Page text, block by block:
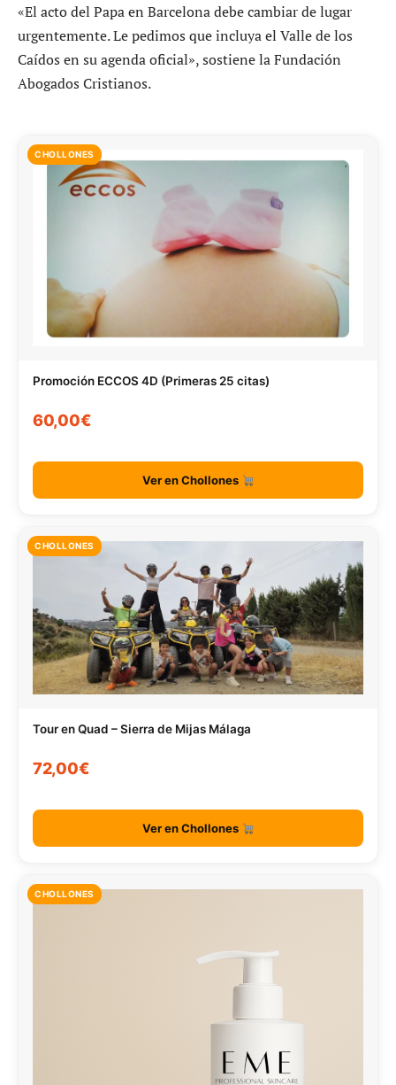
«El acto del Papa en Barcelona debe cambiar de lugar
urgentemente. Le pedimos que incluya el Valle de los
Caídos en su agenda oficial», sostiene la Fundación
Abogados Cristianos.
CHOLLONES
Promoción ECCOS 4D (Primeras 25 citas)
60,00€
Ver en Chollones
CHOLLONES
Tour en Quad – Sierra de Mijas Málaga
72,00€
Ver en Chollones
CHOLLONES